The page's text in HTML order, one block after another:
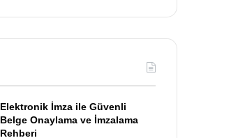
Elektronik İmza ile Güvenli
Belge Onaylama ve İmzalama
Rehberi